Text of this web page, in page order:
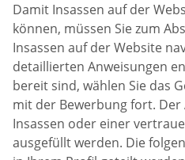
Damit Insassen auf der
können, müssen Sie zum
Insassen auf der Website
detaillierten Anweisungen
bereit sind, wählen Sie das
mit der Bewerbung fort.
Insassen oder einer
ausgefüllt werden. Die